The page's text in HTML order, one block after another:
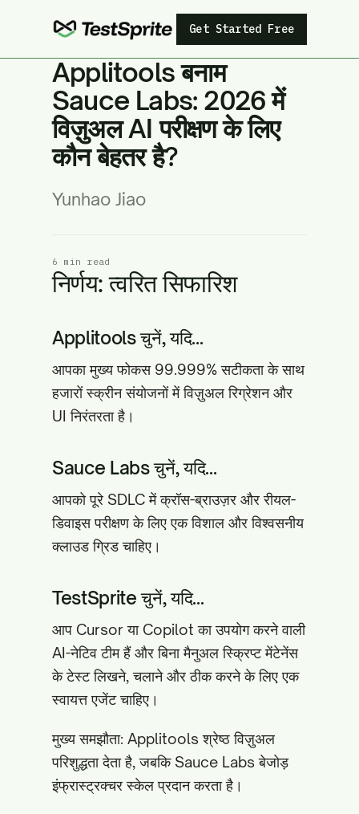
Get Started Free
Applitools बनाम
Sauce Labs: 2026 में
विज़ुअल AI परीक्षण के लिए
कौन बेहतर है?
Yunhao Jiao
6 min read
निर्णय: त्वरित सिफारिश
Applitools चुनें, यदि...
आपका मुख्य फोकस 99.999% सटीकता के साथ
हजारों स्क्रीन संयोजनों में विज़ुअल रिग्रेशन और
UI निरंतरता है।
Sauce Labs चुनें, यदि...
आपको पूरे SDLC में क्रॉस-ब्राउज़र और रीयल-
डिवाइस परीक्षण के लिए एक विशाल और विश्वसनीय
क्लाउड ग्रिड चाहिए।
TestSprite चुनें, यदि...
आप Cursor या Copilot का उपयोग करने वाली
AI-नेटिव टीम हैं और बिना मैनुअल स्क्रिप्ट मेंटेनेंस
के टेस्ट लिखने, चलाने और ठीक करने के लिए एक
स्वायत्त एजेंट चाहिए।
मुख्य समझौता: Applitools श्रेष्ठ विज़ुअल
परिशुद्धता देता है, जबकि Sauce Labs बेजोड़
इंफ्रास्ट्रक्चर स्केल प्रदान करता है।